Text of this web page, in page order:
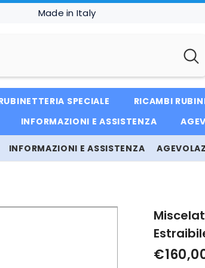
Made in Italy
SPECIALE RICAMBI
INFORMAZIONI E ASSISTENZA
INFORMAZIONI E ASSISTENZA